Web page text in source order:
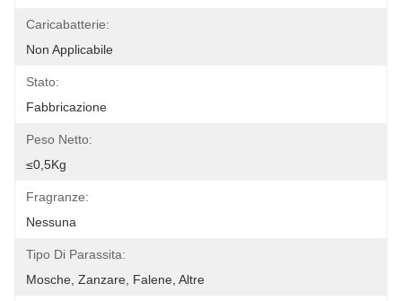
Caricabatterie:
Non Applicabile
Stato:
Fabbricazione
Peso Netto:
≤0,5Kg
Fragranze:
Nessuna
Tipo Di Parassita:
Mosche, Zanzare, Falene, Altre